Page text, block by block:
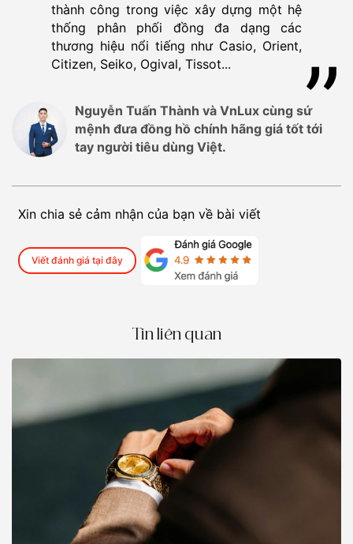
thành công trong việc xây dựng một hệ
thống phân phối đồng đa dạng các
thương hiệu nổi tiếng như Casio, Orient,
Citizen, Seiko, Ogival, Tissot...
Nguyễn Tuấn Thành và VnLux cùng sứ
mệnh đưa đồng hồ chính hãng giá tốt tới
tay người tiêu dùng Việt.
Xin chia sẻ cảm nhận của bạn về bài viết
Viết đánh giá tại đây
Tin liên quan